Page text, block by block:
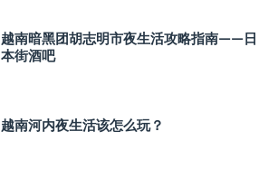
越南暗黑团胡志明市夜生活攻略指南——日
本街酒吧
越南河内夜生活该怎么玩？